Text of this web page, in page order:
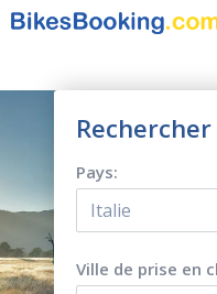
Pays:
Italie
Ville de prise en